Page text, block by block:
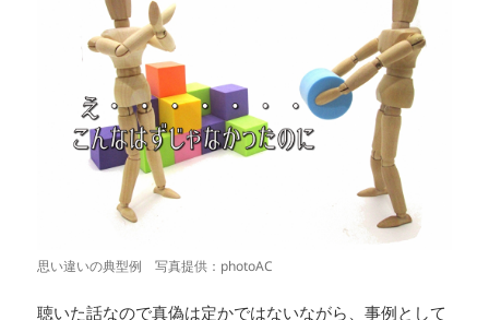
思い違いの典型例 写真提供：photoAC
聴いた話なので真偽は定かではないながら、事例として